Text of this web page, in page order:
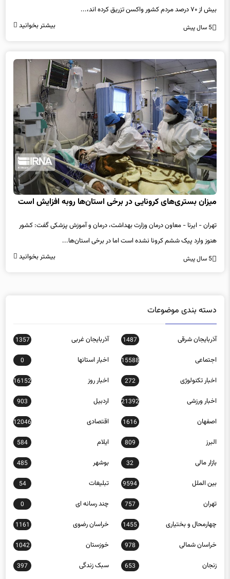
5 سال پیش
میزان بستری‌های کرونایی در برخی استان‌ها روبه افزایش است
تهران - ایرنا - معاون درمان وزارت بهداشت، درمان و آموزش پزشکی گفت: کشور
هنوز وارد پیک ششم کرونا نشده است اما در برخی استان‌ها...
5 سال پیش
آذربایجان شرقی
اجتماعی 15588 اخبار استانها 0
اخبار تکنولوژی 272 اخبار روز 16152
اخبار ورزشی 21392 اردبیل 903
اصفهان 1616 اقتصادی 12046
البرز 809 ایلام 584
بازار مالی 32 بوشهر 485
بین الملل 9594 تبلیغات 54
تهران 757 چند رسانه ای 0
چهارمحال و بختیاری 1455 خراسان رضوی 1161
خراسان شمالی 978 خوزستان 1042
زنجان 653 سبک زندگی 397
سلامت 4873 سمنان 1185